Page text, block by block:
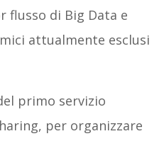
flusso di Big Data e
attualmente esclusi
primo servizio
per organizzare